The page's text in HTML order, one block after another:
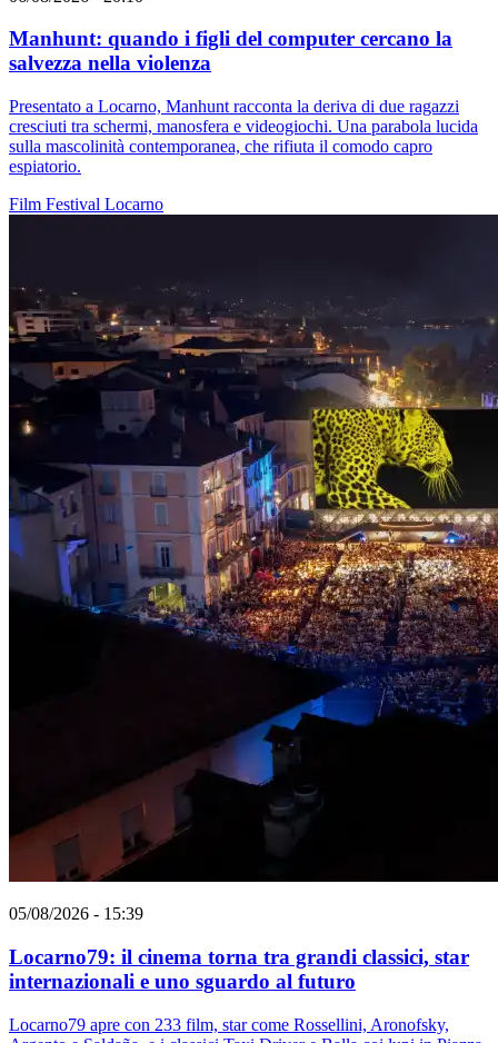
Manhunt: quando i figli del computer cercano la
salvezza nella violenza
Presentato a Locarno, Manhunt racconta la deriva di due ragazzi
cresciuti tra schermi, manosfera e videogiochi. Una parabola lucida
sulla mascolinità contemporanea, che rifiuta il comodo capro
espiatorio.
Film Festival Locarno
05/08/2026 - 15:39
Locarno79: il cinema torna tra grandi classici, star
internazionali e uno sguardo al futuro
Locarno79 apre con 233 film, star come Rossellini, Aronofsky,